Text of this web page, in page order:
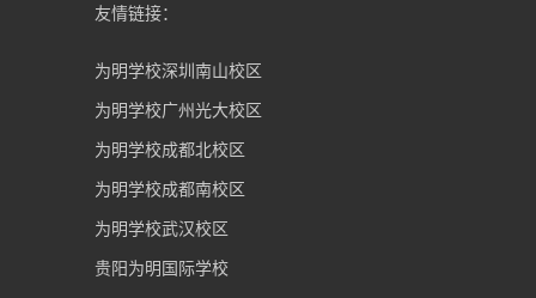
友情链接：
为明学校深圳南山校区
为明学校广州光大校区
为明学校成都北校区
为明学校成都南校区
为明学校武汉校区
贵阳为明国际学校